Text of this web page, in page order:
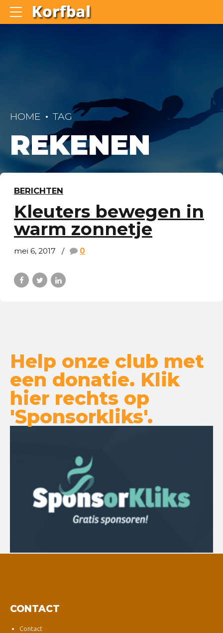
HOME TAG
REKENEN
BERICHTEN
Kleuters bewegen in
warm zonnetje
mei 6, 2017 0
Help onze club met
een donatie. Klik
hier rechts op
'Sponsorkliks'.
CONTACT
Contact